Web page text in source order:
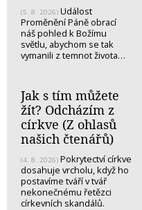
(5. 8. 2026) Událost
Proměnění Páně obrací
náš pohled k Božímu
světlu, abychom se tak
vymanili z temnot života…
Jak s tím můžete
žít? Odcházím z
církve (Z ohlasů
našich čtenářů)
(4. 8. 2026) Pokrytectví církve
dosahuje vrcholu, když ho
postavíme tváří v tvář
nekonečnému řetězci
církevních skandálů.